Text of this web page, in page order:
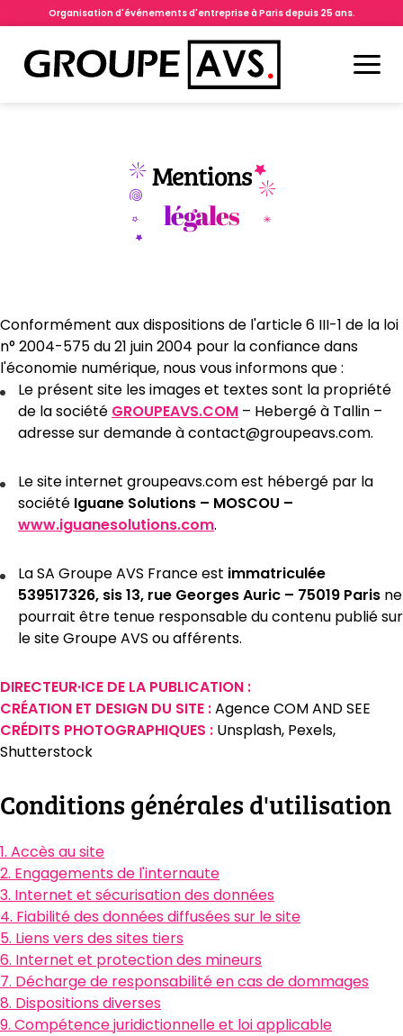
Organisation d'événements d'entreprise à Paris depuis 25 ans.
Mentions
légales
Conformément aux dispositions de l'article 6 III-1 de la loi
n° 2004-575 du 21 juin 2004 pour la confiance dans
l'économie numérique, nous vous informons que :
Le présent site les images et textes sont la propriété
de la société GROUPEAVS.COM – Hebergé à Tallin –
adresse sur demande àcontact@groupeavs.com.
Le site internet groupeavs.com est hébergé par la
société Iguane Solutions – MOSCOU –
www.iguanesolutions.com.
La SA Groupe AVS France est immatriculée
539517326, sis 13, rue Georges Auric – 75019 Paris ne
pourrait être tenue responsable du contenu publié sur
le site Groupe AVS ou afférents.
DIRECTEUR·ICE DE LA PUBLICATION :
CRÉATION ET DESIGN DU SITE :Agence COM AND SEE
CRÉDITS PHOTOGRAPHIQUES : Unsplash, Pexels,
Shutterstock
Conditions générales d'utilisation
1. Accès au site
2. Engagements de l'internaute
3. Internet et sécurisation des données
4. Fiabilité des données diffusées sur le site
5. Liens vers des sites tiers
6. Internet et protection des mineurs
7. Décharge de responsabilité en cas de dommages
8. Dispositions diverses
9. Compétence juridictionnelle et loi applicable